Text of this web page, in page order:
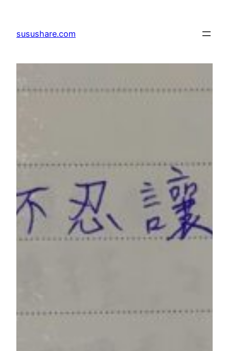
susushare.com